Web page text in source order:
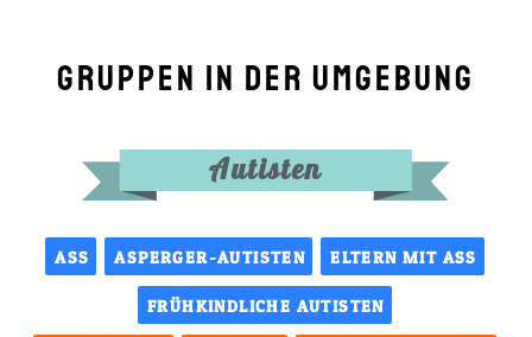
Gruppen in der Umgebung
Autisten
ASS ASPERGER-AUTISTEN ELTERN MIT ASS
FRÜHKINDLICHE AUTISTEN